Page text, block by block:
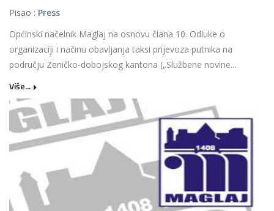
Pisao : Press
Općinski načelnik Maglaj na osnovu člana 10. Odluke o
organizaciji i načinu obavljanja taksi prijevoza putnika na
području Zeničko-dobojskog kantona („Službene novine...
Više...